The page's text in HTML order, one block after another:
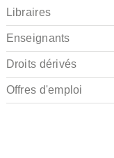
Libraires
Enseignants
Droits dérivés
Offres d'emploi